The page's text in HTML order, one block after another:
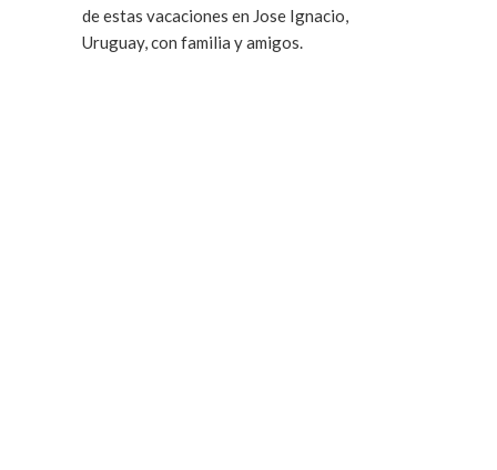
de estas vacaciones en Jose Ignacio,
Uruguay, con familia y amigos.